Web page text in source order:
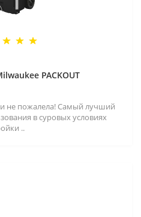
PACKOUT
не пожалела! Самый лучший
в суровых условиях
..